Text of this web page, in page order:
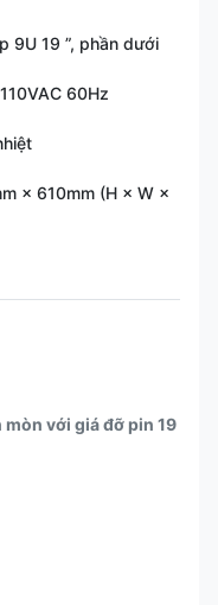
9U 19 ”, phần dưới
60Hz
× 610mm (H × W ×
với giá đỡ pin 19